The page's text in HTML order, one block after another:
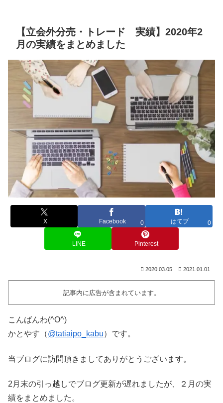
【立会外分売・トレード 実績】2020年2
月の実績をまとめました
X Facebook 0 はてブ 0
LINE Pinterest
2020.03.05 2021.01.01
記事内に広告が含まれています。
こんばんわ(^O^)
かとやす（@tatiaipo_kabu）です。
当ブログに訪問頂きましてありがとうございます。
2月末の引っ越しでブログ更新が遅れましたが、２月の実
績をまとめました。